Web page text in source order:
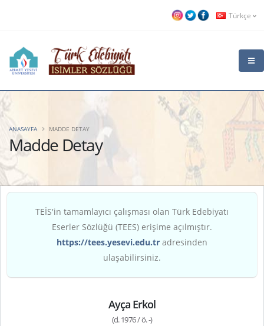
Türkçe
Madde Detay
ANASAYFA MADDE DETAY
TEİS'in tamamlayıcı çalışması olan Türk Edebiyatı
Eserler Sözlüğü (TEES) erişime açılmıştır.
https://tees.yesevi.edu.tr adresinden
ulaşabilirsiniz.
Ayça Erkol
(d. 1976 / ö. -)